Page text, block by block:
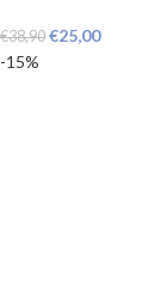
€38,90 €25,00
-15%